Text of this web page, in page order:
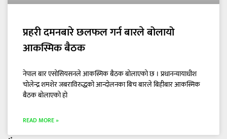
प्रहरी दमनबारे छलफल गर्न बारले बोलायो
आकस्मिक बैठक
नेपाल बार एसोसियसनले आकस्मिक बैठक बोलाएको छ । प्रधानन्यायाधीश
चोलेन्द्र शमशेर जबराविरुद्धको आन्दोलनका बिच बारले बिहीबार आकस्मिक
बैठक बोलाएको हो
READ MORE »